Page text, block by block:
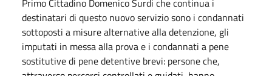
destinatari di questo nuovo servizio sono i condannati
sottoposti a misure alternative alla detenzione, gli
imputati in messa alla prova e i condannati a pene
sostitutive di pene detentive brevi: persone che,